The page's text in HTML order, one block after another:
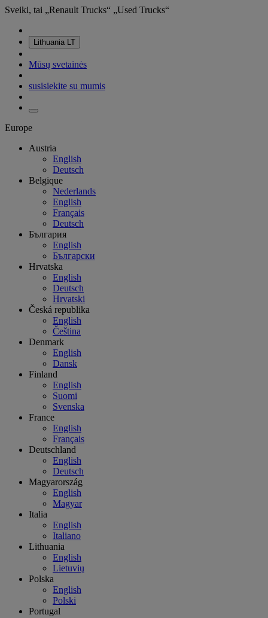
Sveiki, tai „Renault Trucks“ „Used Trucks“
Lithuania LT
Mūsų svetainės
susisiekite su mumis
Europe
Austria
English
Deutsch
Belgique
Nederlands
English
Français
Deutsch
България
English
Български
Hrvatska
English
Deutsch
Hrvatski
Česká republika
English
Čeština
Denmark
English
Dansk
Finland
English
Suomi
Svenska
France
English
Français
Deutschland
English
Deutsch
Magyarország
English
Magyar
Italia
English
Italiano
Lithuania
English
Lietuvių
Polska
English
Polski
Portugal